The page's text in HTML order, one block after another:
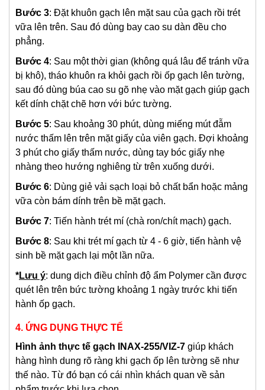
Bước 3: Đặt khuôn gạch lên mặt sau của gạch rồi trét
vữa lên trên. Sau đó dùng bay cao su dàn đều cho
phẳng.
Bước 4: Sau một thời gian (không quá lâu để tránh vữa
bị khô), tháo khuôn ra khỏi gạch rồi ốp gạch lên tường,
sau đó dùng búa cao su gõ nhẹ vào mặt gạch giúp gạch
kết dính chặt chẽ hơn với bức tường.
Bước 5: Sau khoảng 30 phút, dùng miếng mút đẫm
nước thấm lên trên mặt giấy của viên gạch. Đợi khoảng
3 phút cho giấy thấm nước, dùng tay bóc giấy nhẹ
nhàng theo hướng nghiêng từ trên xuống dưới.
Bước 6: Dùng giẻ vải sạch loại bỏ chất bẩn hoặc mảng
vữa còn bám dính trên bề mặt gạch.
Bước 7: Tiến hành trét mí (chà ron/chít mạch) gạch.
Bước 8: Sau khi trét mí gạch từ 4 - 6 giờ, tiến hành vệ
sinh bề mặt gạch lại một lần nữa.
*Lưu ý: dung dịch điều chỉnh độ ẩm Polymer cần được
quét lên trên bức tường khoảng 1 ngày trước khi tiến
hành ốp gạch.
4. ỨNG DỤNG THỰC TẾ
Hình ảnh thực tế gạch INAX-255/VIZ-7 giúp khách
hàng hình dung rõ ràng khi gạch ốp lên tường sẽ như
thế nào. Từ đó bạn có cái nhìn khách quan về sản